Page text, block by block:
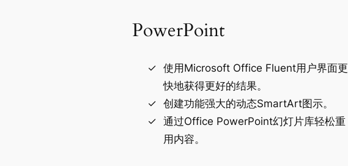
PowerPoint
使用Microsoft Office Fluent用户界面更
快地获得更好的结果。
创建功能强大的动态SmartArt图示。
通过Office PowerPoint幻灯片库轻松重
用内容。